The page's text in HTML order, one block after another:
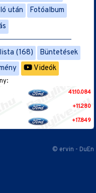
után
Fotóalbum
(168)
Büntetések
Videók
41:10.084
+11.280
+17.849
© ervin - DuEn